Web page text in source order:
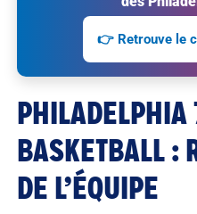
👉 Retrouve le
PHILADELPHIA
BASKETBALL :
DE L’ÉQUIPE